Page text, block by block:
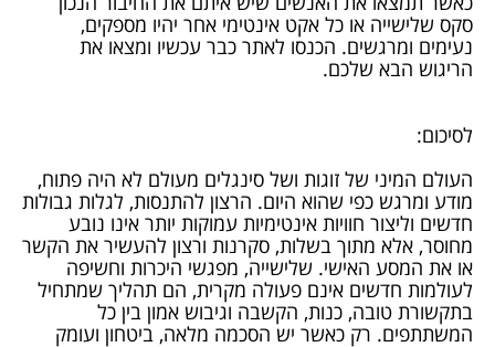
סקס שלישייה או כל אקט אינטימי אחר יהיו מספקים,
נעימים ומרגשים. הכנסו לאתר כבר עכשיו ומצאו את
הריגוש הבא שלכם.
לסיכום:
העולם המיני של זוגות ושל סינגלים מעולם לא היה פתוח,
מודע ומרגש כפי שהוא היום. הרצון להתנסות, לגלות גבולות
חדשים וליצור חוויות אינטימיות עמוקות יותר אינו נובע
מחוסר, אלא מתוך בשלות, סקרנות ורצון להעשיר את הקשר
או את המסע האישי. שלישייה, מפגשי היכרות וחשיפה
לעולמות חדשים אינם פעולה מקרית, הם תהליך שמתחיל
בתקשורת טובה, כנות, הקשבה וגיבוש אמון בין כל
המשתתפים. רק כאשר יש הסכמה מלאה, ביטחון ועומק